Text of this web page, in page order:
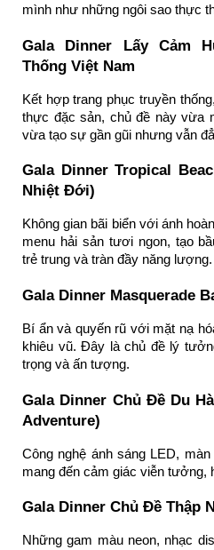
mình như những ngôi sao thực
Gala Dinner Lấy Cảm
Thống Việt Nam
Kết hợp trang phục truyền
thực đặc sản, chủ đề này vừa
vừa tạo sự gần gũi nhưng vẫn
Gala Dinner Tropical
Nhiệt Đới)
Không gian bãi biển với ánh
menu hải sản tươi ngon, tạo
trẻ trung và tràn đầy năng lượng.
Gala Dinner Masquerade
Bí ẩn và quyến rũ với mặt nạ
khiêu vũ. Đây là chủ đề lý
trọng và ấn tượng.
Gala Dinner Chủ Đề Du
Adventure)
Công nghệ ánh sáng LED,
mang đến cảm giác viễn tưởng,
Gala Dinner Chủ Đề Thập
Những gam màu neon, nhạc